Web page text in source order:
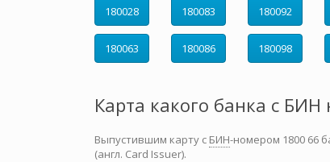
180028 180083 180092
180063 180086 180098
Карта какого банка с
Выпустившим карту с БИН-номером 1800 66
(англ. Card Issuer).